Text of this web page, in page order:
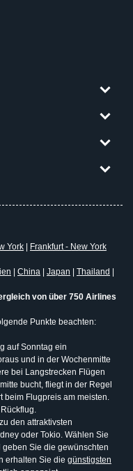
York
Frankfurt - New York
China Japan Thailand
von über 750 Airlines
Punkte beachten:
auf Sonntag ein
und in der Wochenmitte
bei Langstrecken Flügen
bucht, fliegt in der Regel
beim Flugpreis am meisten.
den attraktivsten
oder Tokio. Wählen Sie
Sie die gewünschten
erhalten Sie die günstigsten